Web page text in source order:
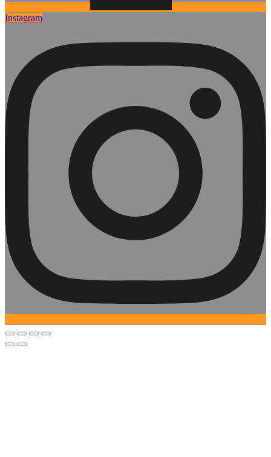
Instagram